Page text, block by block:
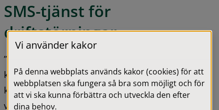
SMS-tjänst för
driftstörningar
”SMS-direkt” är en SMS-tjänst kopplad till
kommunens abonnentregister. Med tjänsten kan
kommuninvånare få information eller
varningsmeddelande vid olika samhällsstörningar
Vi använder kakor
På denna webbplats används kakor (cookies) för att
webbplatsen ska fungera så bra som möjligt och för
att vi ska kunna förbättra och utveckla den efter
dina behov.